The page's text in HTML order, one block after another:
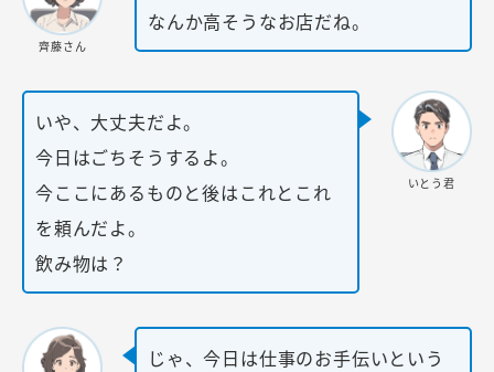
齊藤さん
なんか高そうなお店だね。
いや、大丈夫だよ。
今日はごちそうするよ。
今ここにあるものと後はこれとこれ
を頼んだよ。
飲み物は？
いとう君
じゃ、今日は仕事のお手伝いという